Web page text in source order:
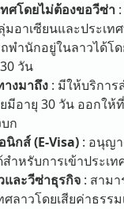
ทศโดยไม่ต้องขอวีซ่า
มอาเซียนและประเท
พำนักอยู่ในลาวได้โ
วัน
างมาถึง : มีให้บริการ
มีอายุ 30 วัน ออกใ
ก
นิกส์ (E-Visa) : อนุญ
สำหรับการเข้าประเ
และวีซ่าธุรกิจ : สาม
ลาวโดยเสียค่าธรรม